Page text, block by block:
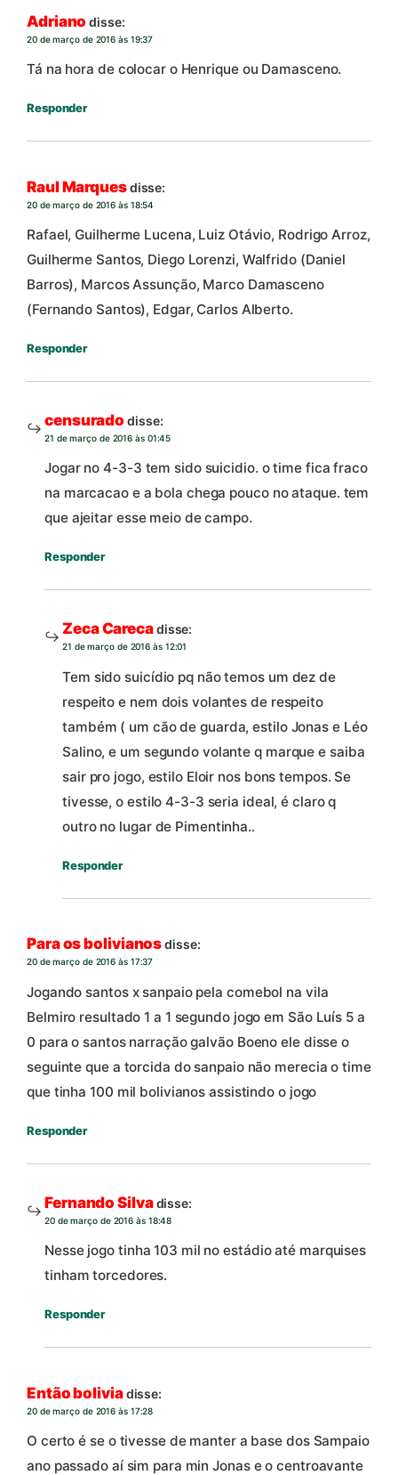
Adriano disse:
20 de março de 2016 às 19:37
Tá na hora de colocar o Henrique ou Damasceno.
Responder
Raul Marquesdisse:
20 de março de 2016 às 18:54
Rafael, Guilherme Lucena, Luiz Otávio, Rodrigo Arroz,
Guilherme Santos, Diego Lorenzi, Walfrido (Daniel
Barros), Marcos Assunção, Marco Damasceno
(Fernando Santos), Edgar, Carlos Alberto.
Responder
censurado disse:
21 de março de 2016 às 01:45
Jogar no 4-3-3 tem sido suicidio. o time fica fraco
na marcacao e a bola chega pouco no ataque. tem
que ajeitar esse meio de campo.
Responder
Zeca Carecadisse:
21 de março de 2016 às 12:01
Tem sido suicídio pq não temos um dez de
respeito e nem dois volantes de respeito
também ( um cão de guarda, estilo Jonas e Léo
Salino, e um segundo volante q marque e saiba
sair pro jogo, estilo Eloir nos bons tempos. Se
tivesse, o estilo 4-3-3 seria ideal, é claro q
outro no lugar de Pimentinha..
Responder
Para os bolivianosdisse:
20 de março de 2016 às 17:37
Jogando santos x sanpaio pela comebol na vila
Belmiro resultado 1 a 1 segundo jogo em São Luís 5 a
0 para o santos narração galvão Boeno ele disse o
seguinte que a torcida do sanpaio não merecia o time
que tinha 100 mil bolivianos assistindo o jogo
Responder
Fernando Silvadisse:
20 de março de 2016 às 18:48
Nesse jogo tinha 103 mil no estádio até marquises
tinham torcedores.
Responder
Então boliviadisse:
20 de março de 2016 às 17:28
O certo é se o tivesse de manter a base dos Sampaio
ano passado aí sim para min Jonas e o centroavante